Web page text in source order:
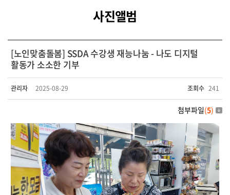
사진앨범
[노인맞춤돌봄] SSDA 수강생 재능나눔 - 나도 디지털
활동가 소소한 기부
관리자 2025-08-29 조회수 241
첨부파일(5)